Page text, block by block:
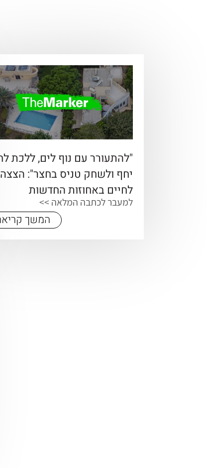
"להתעורר עם נוף לים, ללכת
יחף ולשחק טניס בחצר": הצצה
לחיים באחוזות החדשות
למעבר לכתבה המלאה >>
המשך